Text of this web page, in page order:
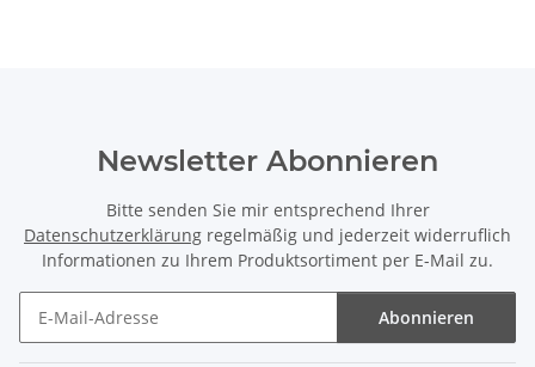
Newsletter Abonnieren
Bitte senden Sie mir entsprechend Ihrer
Datenschutzerklärung regelmäßig und jederzeit widerruflich
Informationen zu Ihrem Produktsortiment per E-Mail zu.
Abonnieren